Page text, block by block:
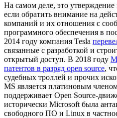
На самом деле, это
если обратить внимание на
компаний и их отношения с
программного обеспечения в
2014 году компания Tesla
связанные с разработкой и
открытый доступ. В 2018 году
патентов в разряд open source,
судебных троллей и прочих
MS является платиновым
поддерживает Open Source-
исторически Microsoft была
свободного ПО и Linux в